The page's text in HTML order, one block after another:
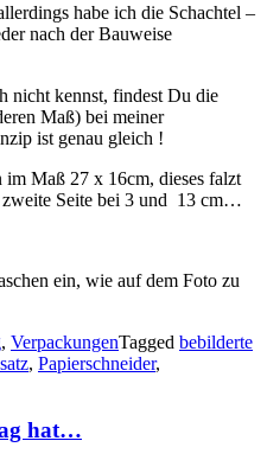
habe ich die Schachtel –
nach der Bauweise
nicht kennst, findest Du die
Maß) bei meiner
ist genau gleich !
Maß 27 x 16cm, dieses falzt
Seite bei 3 und 13 cm…
ein, wie auf dem Foto zu
, VerpackungenTagged bebilderte
, Papierschneider,
hat…